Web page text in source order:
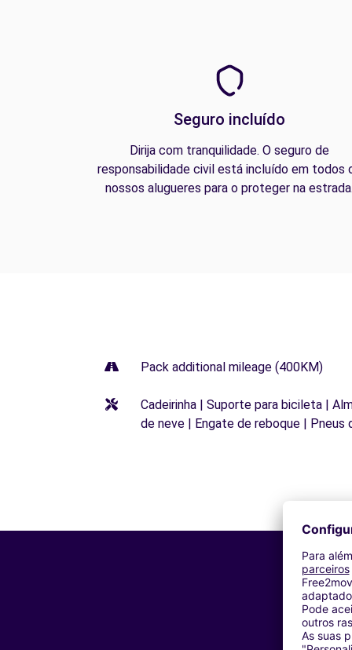
Seguro incluído
Dirija com tranquilidade. O seguro de
responsabilidade civil está incluído em todos
nossos alugueres para o proteger na
Pack additional mileage (400KM)
Cadeirinha | Suporte para bicileta |
de neve | Engate de reboque | Pneus